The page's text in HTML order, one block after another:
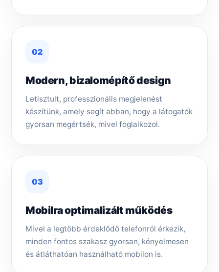
02
Modern, bizalomépítő design
Letisztult, professzionális megjelenést
készítünk, amely segít abban, hogy a látogatók
gyorsan megértsék, mivel foglalkozol.
03
Mobilra optimalizált működés
Mivel a legtöbb érdeklődő telefonról érkezik,
minden fontos szakasz gyorsan, kényelmesen
és átláthatóan használható mobilon is.